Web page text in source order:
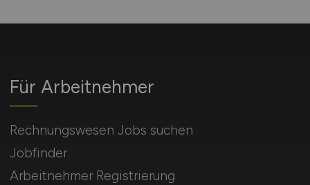
Für Arbeitnehmer
Rechnungswesen Jobs suchen
Jobfinder
Arbeitnehmer Registrierung